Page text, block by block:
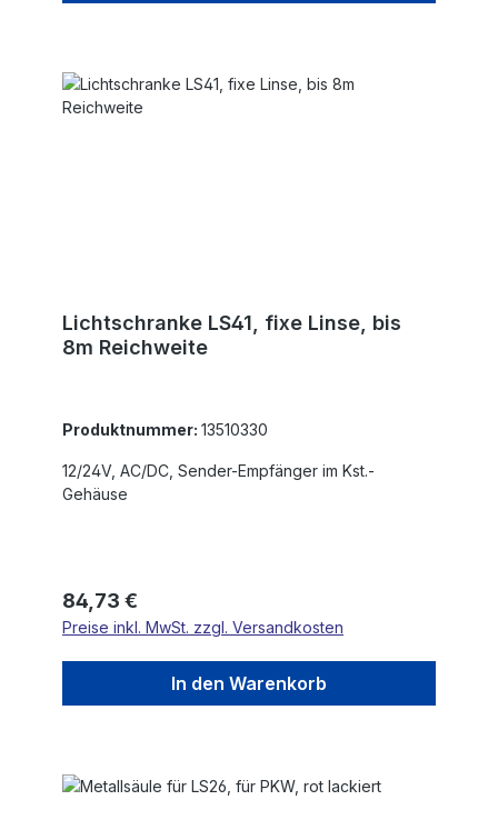
Lichtschranke LS41, fixe Linse, bis
8m Reichweite
Produktnummer: 13510330
12/24V, AC/DC, Sender-Empfänger im Kst.-
Gehäuse
Regulärer Preis:
84,73 €
Preise inkl. MwSt. zzgl. Versandkosten
In den Warenkorb